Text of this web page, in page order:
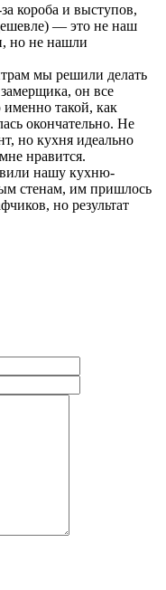
короба и выступов,
— это не наш
но не нашли
мы решили делать
он все
такой, как
окончательно. Не
но кухня идеально
нравится.
нашу кухню-
стенам, им пришлось
но результат